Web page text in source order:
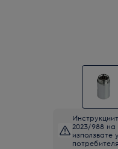
2023/988
използвате
потребителя.